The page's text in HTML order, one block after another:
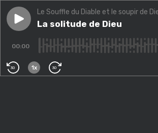
Play episodeLa solitude de Dieu
Le Souffle du Diable et le soupir de
La solitude de Dieu
00:00
30 1x 30